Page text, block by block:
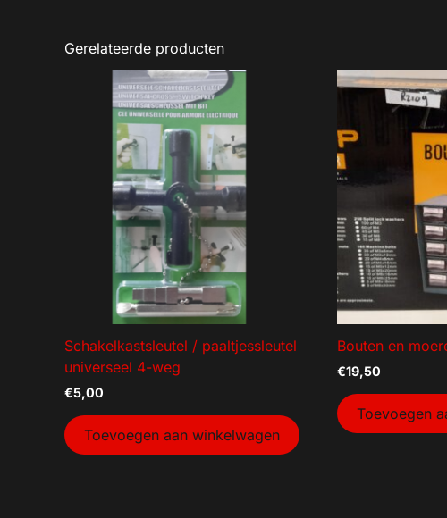
Gerelateerde producten
Schakelkastsleutel / paaltjessleutel
universeel 4-weg
€5,00
Toevoegen aan winkelwagen
Bouten en
€19,50
Toevoegen